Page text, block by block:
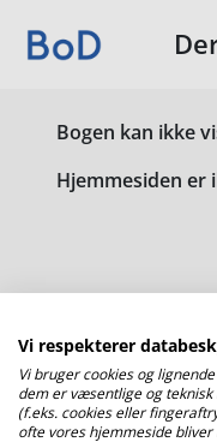
Bogen kan ikke
Hjemmesiden
Vi respekterer
Vi bruger cookies og
dem er væsentlige og
(f.eks. cookies eller
ofte vores hjemmeside